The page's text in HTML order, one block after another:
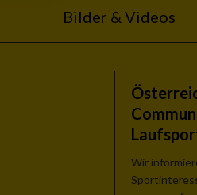
Bilder & Videos
Wir